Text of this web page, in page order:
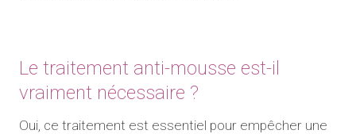
Le traitement anti-mousse est-il
vraiment nécessaire ?
Oui, ce traitement est essentiel pour empêcher une